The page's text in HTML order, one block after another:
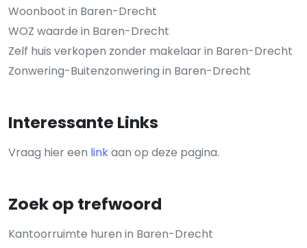
Woonboot in Baren-Drecht
WOZ waarde in Baren-Drecht
Zelf huis verkopen zonder makelaar in Baren-Drecht
Zonwering-Buitenzonwering in Baren-Drecht
Interessante Links
Vraag hier een linkaan op deze pagina.
Zoek op trefwoord
Kantoorruimte huren in Baren-Drecht